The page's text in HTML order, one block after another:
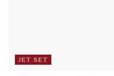
JET SET